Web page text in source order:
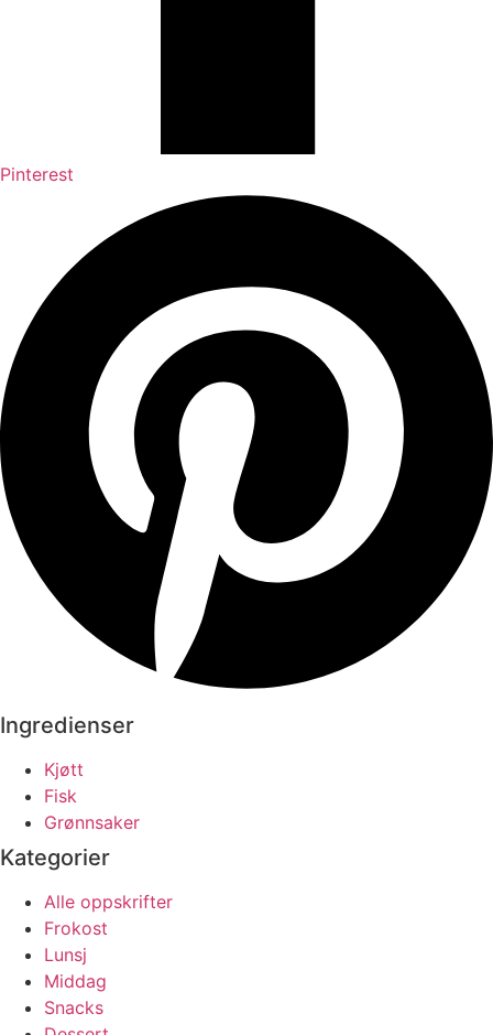
Pinterest
Ingredienser
Kjøtt
Fisk
Grønnsaker
Kategorier
Alle oppskrifter
Frokost
Lunsj
Middag
Snacks